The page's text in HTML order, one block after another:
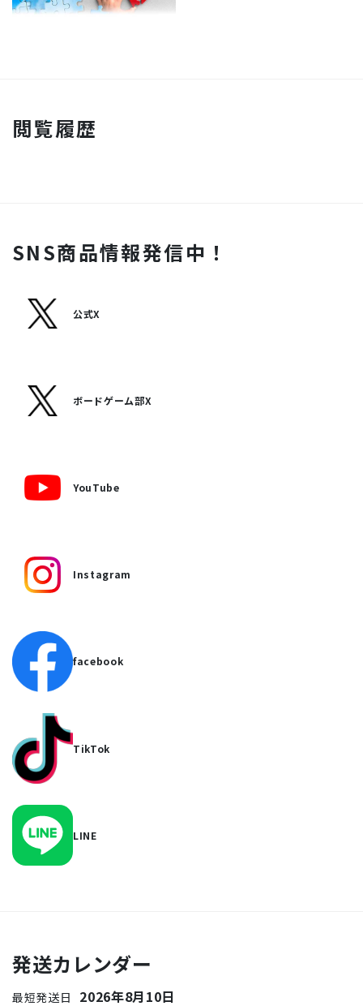
閲覧履歴
SNS商品情報発信中！
公式X
ボードゲーム部X
YouTube
Instagram
facebook
TikTok
LINE
発送カレンダー
最短発送日 2026年8月10日